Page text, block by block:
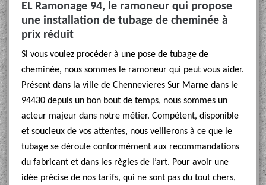
EL Ramonage 94, le ramoneur qui propose
une installation de tubage de cheminée à
prix réduit
Si vous voulez procéder à une pose de tubage de
cheminée, nous sommes le ramoneur qui peut vous aider.
Présent dans la ville de Chennevieres Sur Marne dans le
94430 depuis un bon bout de temps, nous sommes un
acteur majeur dans notre métier. Compétent, disponible
et soucieux de vos attentes, nous veillerons à ce que le
tubage se déroule conformément aux recommandations
du fabricant et dans les règles de l’art. Pour avoir une
idée précise de nos tarifs, qui ne sont pas du tout chers,